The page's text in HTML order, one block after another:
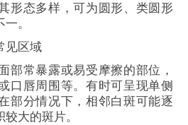
形态多样，可为圆形、类圆形
。
区域
常暴露或易受摩擦的部位，
口唇周围等。有时可呈现单侧
部分情况下，相邻白斑可能逐
大的斑片。